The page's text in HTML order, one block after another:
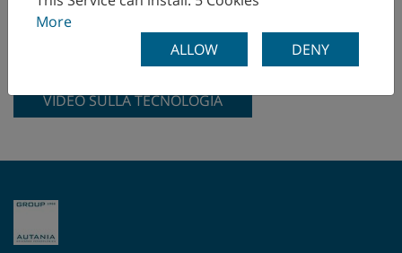
continuo.
VIDEO SULLA TECNOLOGIA
More
ALLOW
DENY